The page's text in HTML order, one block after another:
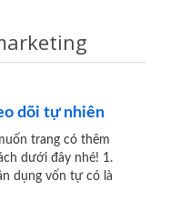
dõi tự nhiên
trang có thêm
dưới đây nhé! 1.
dụng vốn tự có là